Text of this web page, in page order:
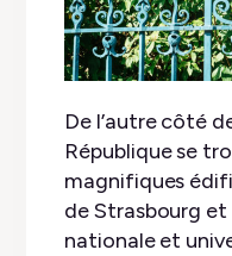
De l’autre côté
République se
magnifiques
de Strasbourg
nationale et